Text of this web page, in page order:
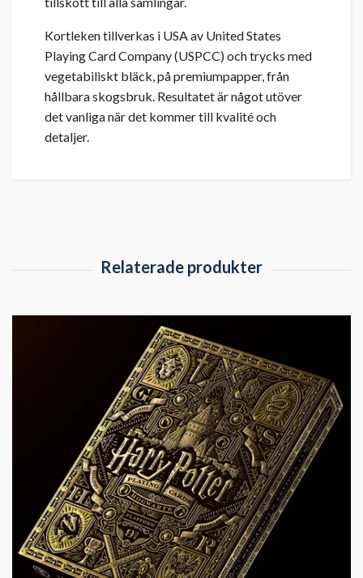
Kortleken tillverkas i USA av United States
Playing Card Company (USPCC) och trycks med
vegetabiliskt bläck, på premiumpapper, från
hållbara skogsbruk. Resultatet är något utöver
det vanliga när det kommer till kvalité och
detaljer.